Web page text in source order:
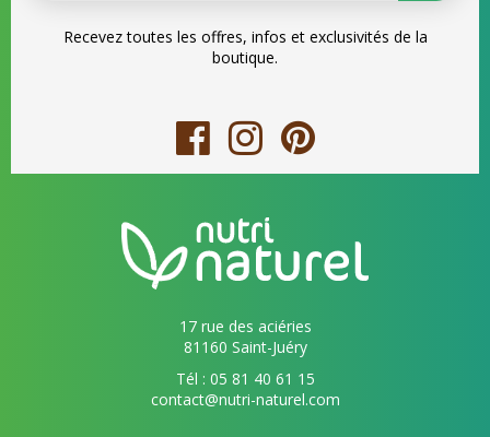
Recevez toutes les offres, infos et exclusivités de la
boutique.
17 rue des aciéries
81160 Saint-Juéry
Tél : 05 81 40 61 15
contact@nutri-naturel.com